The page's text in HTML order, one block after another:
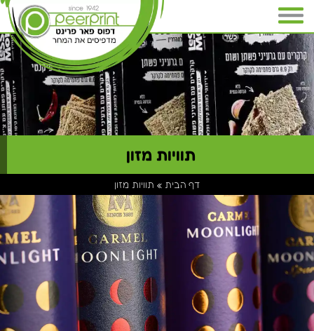
תוויות מזון
דף הבית » תוויות מזון